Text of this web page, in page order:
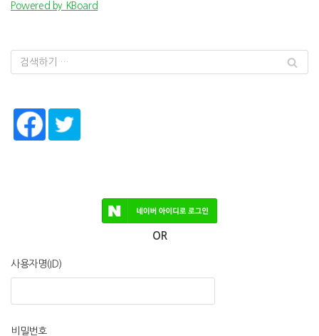
Powered by KBoard
OR
사용자명(ID)
비밀번호